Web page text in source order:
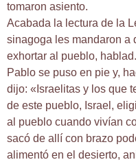
tomaron asiento.
Acabada la lectura de la
sinagoga les mandaron a
exhortar al pueblo,
Pablo se puso en pie y,
dijo: «Israelitas y los que
de este pueblo, Israel,
al pueblo cuando vivían
sacó de allí con brazo
alimentó en el desierto,